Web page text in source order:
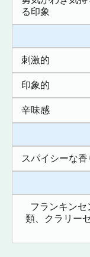
る印象
刺激的
印象的
辛味感
スパイシーな香
フランキン
類、クラリー